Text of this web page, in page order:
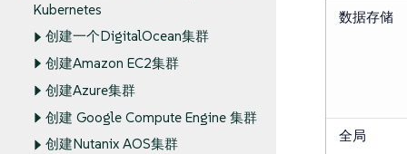
Kubernetes
创建一个DigitalOcean集群
创建Amazon EC2集群
创建Azure集群
创建 Google Compute Engine 集群
创建Nutanix AOS集群
数据存储
全局